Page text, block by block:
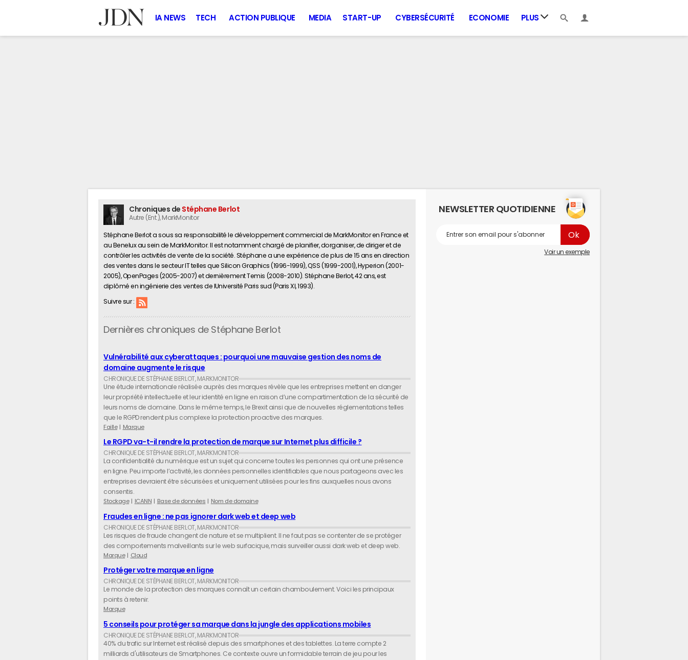
IA NEWS TECH ACTION PUBLIQUE MEDIA START-UP CYBERSÉCURITÉ ECONOMIE PLUS
Chroniques de Stéphane Berlot
Autre (Ent.), MarkMonitor
Stéphane Berlot a sous sa responsabilité le développement commercial de MarkMonitor en France et
au Benelux au sein de MarkMonitor. Il est notamment chargé de planifier, dorganiser, de diriger et de
contrôler les activités de vente de la société. Stéphane a une expérience de plus de 15 ans en direction
des ventes dans le secteur IT telles que Silicon Graphics (1996-1999), QSS (1999-2001), Hyperion (2001-
2005), OpenPages (2005-2007) et dernièrement Temis (2008-2010). Stéphane Berlot, 42 ans, est
diplômé en ingénierie des ventes de lUniversité Paris sud (Paris XI, 1993).
Suivre sur :
Dernières chroniques de Stéphane Berlot
Vulnérabilité aux cyberattaques : pourquoi une mauvaise gestion des noms de
domaine augmente le risque
Une étude internationale réalisée auprès des marques révèle que les entreprises mettent en danger
leur propriété intellectuelle et leur identité en ligne en raison d’une compartimentation de la sécurité de
leurs noms de domaine. Dans le même temps, le Brexit ainsi que de nouvelles réglementations telles
que le RGPD rendent plus complexe la protection proactive des marques.
Faille
Marque
Le RGPD va-t-il rendre la protection de marque sur Internet plus difficile ?
La confidentialité du numérique est un sujet qui concerne toutes les personnes qui ont une présence
en ligne. Peu importe l’activité, les données personnelles identifiables que nous partageons avec les
entreprises devraient être sécurisées et uniquement utilisées pour les fins auxquelles nous avons
consentis.
Stockage
ICANN Base de données Nom de domaine
Fraudes en ligne : ne pas ignorer dark web et deep web
Les risques de fraude changent de nature et se multiplient. Il ne faut pas se contenter de se protéger
des comportements malveillants sur le web surfacique, mais surveiller aussi dark web et deep web.
Marque
Cloud
Protéger votre marque en ligne
Le monde de la protection des marques connaît un certain chamboulement. Voici les principaux
points à retenir.
Marque
5 conseils pour protéger sa marque dans la jungle des applications mobiles
40% du trafic sur Internet est réalisé depuis des smartphones et des tablettes. La terre compte 2
milliards d'utilisateurs de Smartphones. Ce contexte ouvre un formidable terrain de jeu pour les
NEWSLETTER QUOTIDIENNE
Voir un exemple